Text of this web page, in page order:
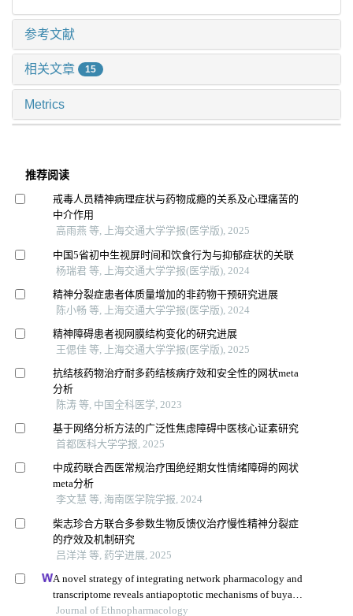
参考文献
相关文章 15
Metrics
推荐阅读
戒毒人员精神病理症状与药物成瘾的关系及心理痛苦的
中介作用
高雨燕 等, 上海交通大学学报(医学版), 2025
中国5省初中生视屏时间和饮食行为与抑郁症状的关联
杨瑞君 等, 上海交通大学学报(医学版), 2024
精神分裂症患者体质量增加的非药物干预研究进展
陈小畅 等, 上海交通大学学报(医学版), 2024
精神障碍患者视网膜结构变化的研究进展
王偲佳 等, 上海交通大学学报(医学版), 2025
抗结核药物治疗耐多药结核病疗效和安全性的网状meta
分析
陈涛 等, 中国全科医学, 2023
基于网络分析方法的广泛性焦虑障碍中医核心证素研究
首都医科大学学报, 2025
中成药联合西医常规治疗围绝经期女性情绪障碍的网状
meta分析
李文慧 等, 海南医学院学报, 2024
柴志珍合方联合多参数生物反馈仪治疗慢性精神分裂症
的疗效及机制研究
吕洋洋 等, 药学进展, 2025
A novel strategy of integrating network pharmacology and
transcriptome reveals antiapoptotic mechanisms of buyang
huanwu decoction in treating intracerebral hemorrhage
Journal of Ethnopharmacology